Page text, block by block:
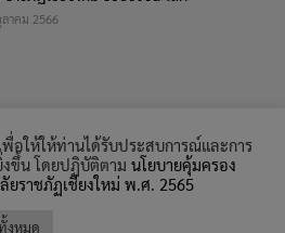
าคม 2566
กศิลปะและวัฒนธรรม มหาวิทยาลัยราชภัฏ
พื่อให้ให้ท่านได้รับประสบการณ์และการ
งขึ้น โดยปฏิบัติตาม นโยบายคุ้มครอง
ราชภัฏเชียงใหม่ พ.ศ. 2565
งหมด